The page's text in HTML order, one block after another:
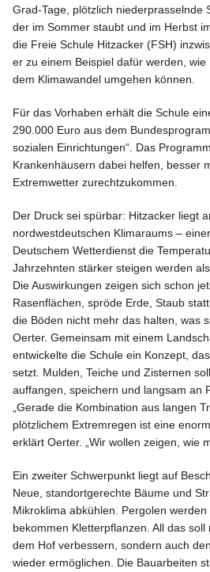
Grad-Tage, plötzlich niederprasselnde
der im Sommer staubt und im Herbst
die Freie Schule Hitzacker (FSH)
er zu einem Beispiel dafür werden,
dem Klimawandel umgehen können.
Für das Vorhaben erhält die Schule
290.000 Euro aus dem
sozialen Einrichtungen“. Das
Krankenhäusern dabei helfen, besser
Extremwetter zurechtzukommen.
Der Druck sei spürbar: Hitz­acker liegt
nordwestdeutschen Klimaraums –
Deutschem Wetterdienst die
Jahrzehnten stärker steigen werden
Die Auswirkungen zeigen sich schon
Rasenflächen, spröde Erde, Staub
die Böden nicht mehr das halten, was
Oerter. Gemeinsam mit einem
entwickelte die Schule ein Konzept,
setzt. Mulden, Teiche und Zisternen
auffangen, speichern und langsam an
„Gerade die Kombination aus langen
plötzlichem Extremregen ist eine
erklärt Oerter. „Wir wollen zeigen, wie
Ein zweiter Schwerpunkt liegt auf
Neue, standortgerechte Bäume und
Mikroklima abkühlen. Pergolen
bekommen Kletterpflanzen. All das
dem Hof verbessern, sondern auch
wieder ermöglichen. Die Bauarbeiten